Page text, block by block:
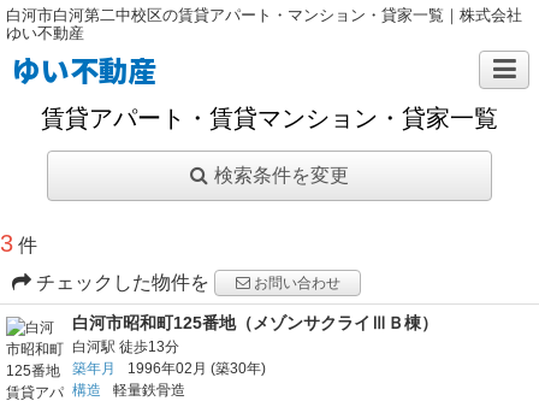
白河市白河第二中校区の賃貸アパート・マンション・貸家一覧｜株式会社
ゆい不動産
ゆい不動産
賃貸アパート・賃貸マンション・貸家一覧
検索条件を変更
3 件
チェックした物件を
お問い合わせ
白河市昭和町125番地（メゾンサクライⅢＢ棟）
白河駅 徒歩13分
築年月
1996年02月 (築30年)
構造
軽量鉄骨造